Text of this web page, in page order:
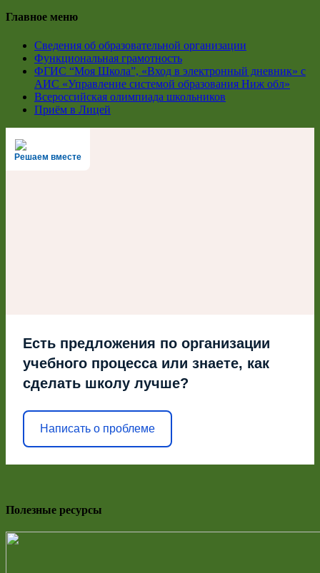
Главное меню
Сведения об образовательной организации
Функциональная грамотность
ФГИС “Моя Школа”, «Вход в электронный дневник» с
АИС «Управление системой образования Ниж обл»
Всероссийская олимпиада школьников
Приём в Лицей
Решаем вместе
Есть предложения по организации
учебного процесса или знаете, как
сделать школу лучше?
Написать о проблеме
Полезные ресурсы